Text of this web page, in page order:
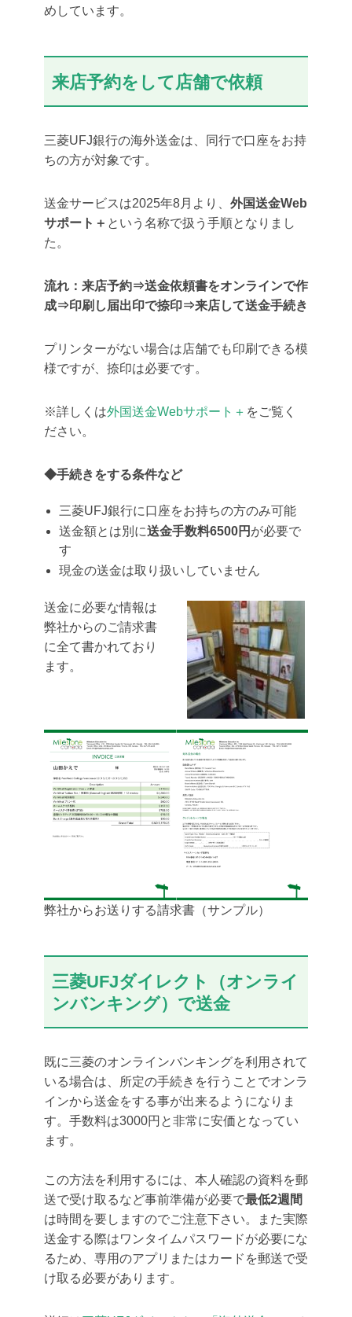
めしています。
来店予約をして店舗で依頼
三菱UFJ銀行の海外送金は、同行で口座をお持
ちの方が対象です。
送金サービスは2025年8月より、 外国送金Web
サポート＋ という名称で扱う手順となりまし
た。
流れ：来店予約⇒送金依頼書をオンラインで作
成⇒印刷し届出印で捺印⇒来店して送金手続き
プリンターがない場合は店舗でも印刷できる模
様ですが、捺印は必要です。
※詳しくは外国送金Webサポート＋ をご覧く
ださい。
◆手続きをする条件など
三菱UFJ銀行に口座をお持ちの方のみ可能
送金額とは別に送金手数料6500円 が必要で
す
現金の送金は取り扱いしていません
送金に必要な情報は
弊社からのご請求書
に全て書かれており
ます。
弊社からお送りする請求書（サンプル）
三菱UFJダイレクト（オンライ
ンバンキング）で送金
既に三菱のオンラインバンキングを利用されて
いる場合は、所定の手続きを行うことでオンラ
インから送金をする事が出来るようになりま
す。手数料は3000円と非常に安価となってい
ます。
この方法を利用するには、本人確認の資料を郵
送で受け取るなど事前準備が必要で最低2週間
は時間を要しますのでご注意下さい。また実際
送金する際はワンタイムパスワードが必要にな
るため、専用のアプリまたはカードを郵送で受
け取る必要があります。